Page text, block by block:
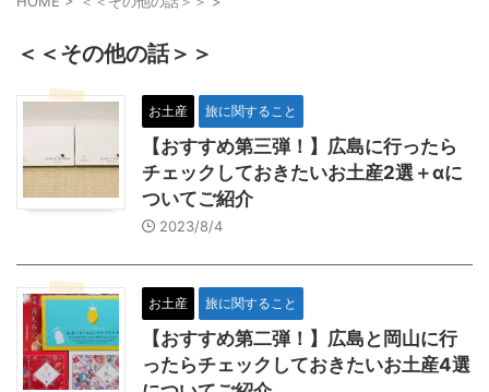
＜＜その他の話＞＞
お土産 旅に関すること
【おすすめ第三弾！】広島に行ったら
チェックしておきたいお土産2選＋αに
ついてご紹介
2023/8/4
お土産 旅に関すること
【おすすめ第二弾！】広島と岡山に行
ったらチェックしておきたいお土産4選